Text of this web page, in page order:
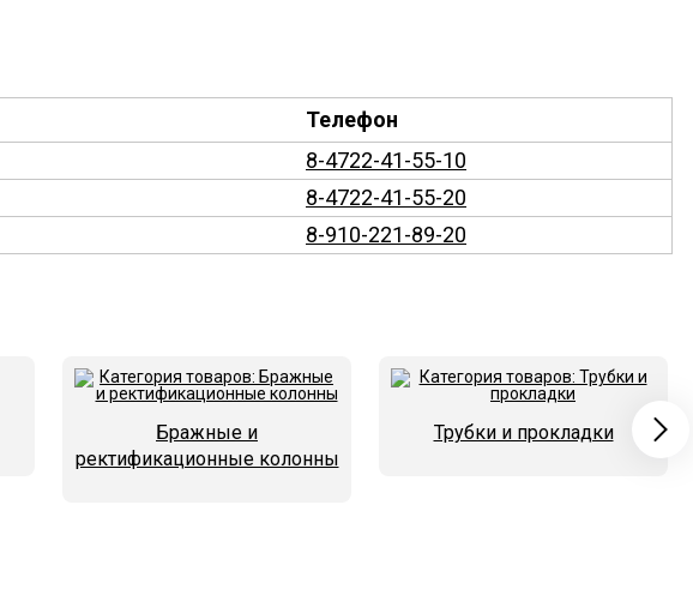
Телефон
8-4722-41-55-10
8-4722-41-55-20
8-910-221-89-20
Бражные и
ректификационные колонны
Трубки и прокладки